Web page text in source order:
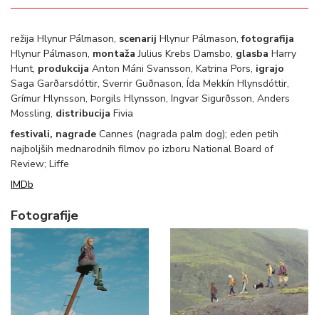
režija Hlynur Pálmason, scenarij Hlynur Pálmason,fotografija
Hlynur Pálmason, montaža Julius Krebs Damsbo, glasba Harry
Hunt, produkcija Anton Máni Svansson, Katrina Pors, igrajo
Saga Garðarsdóttir, Sverrir Guðnason, Ída Mekkín Hlynsdóttir,
Grímur Hlynsson, Þorgils Hlynsson, Ingvar Sigurðsson, Anders
Mossling, distribucija Fivia
festivali, nagrade Cannes (nagrada palm dog); eden petih
najboljših mednarodnih filmov po izboru National Board of
Review; Liffe
IMDb
Fotografije